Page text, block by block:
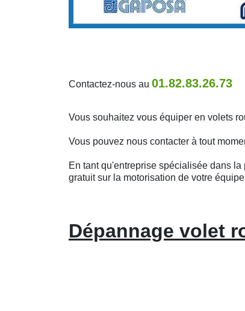
Contactez-nous au 01.82.83.26.73
Vous souhaitez vous équiper en volets
Vous pouvez nous contacter à tout
En tant qu'entreprise spécialisée dans
gratuit sur la motorisation de votre
Dépannage volet